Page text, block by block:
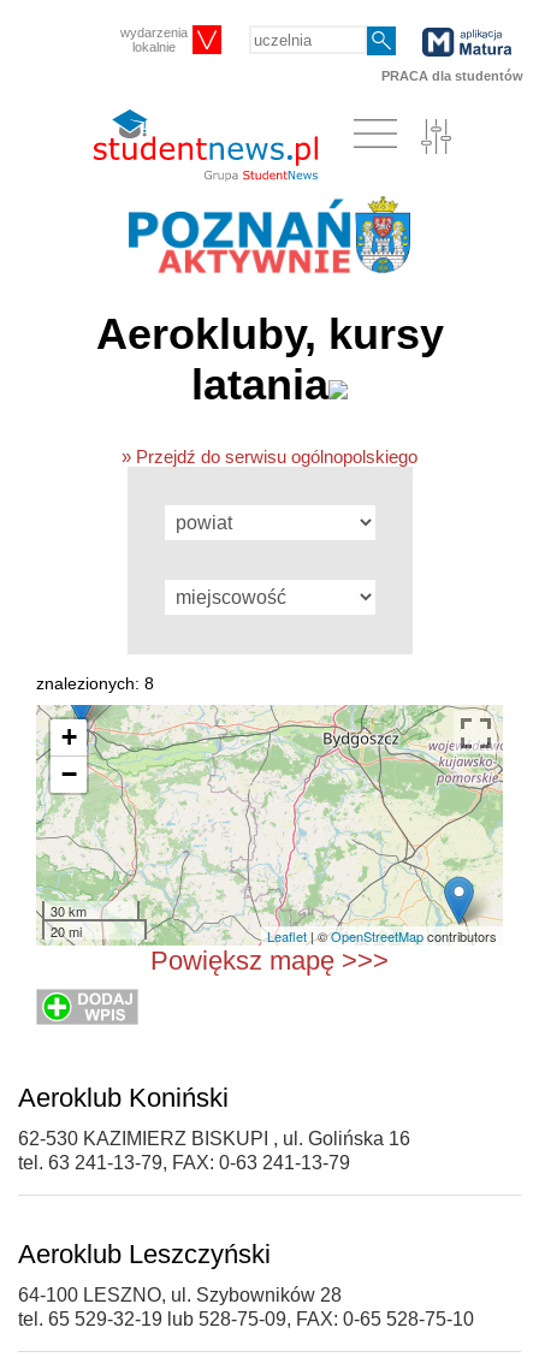
wydarzenia
lokalnie
PRACA dla studentów
Aerokluby, kursy
latania
» Przejdź do serwisu ogólnopolskiego
znalezionych: 8
+
−
30 km
20 mi
Leaflet| ©OpenStreetMapcontributors
Powiększ mapę >>>
Aeroklub Koniński
62-530 KAZIMIERZ BISKUPI , ul. Golińska 16
tel. 63 241-13-79, FAX: 0-63 241-13-79
Aeroklub Leszczyński
64-100 LESZNO, ul. Szybowników 28
tel. 65 529-32-19 lub 528-75-09, FAX: 0-65 528-75-10